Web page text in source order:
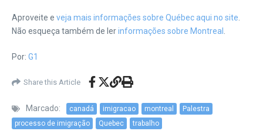
Aproveite e veja mais informações sobre Québec aqui no site
Não esqueça também de lerinformações sobre Montreal
Por: G1
Share this Article
Marcado: canadá imigracao montreal
Palestra
processo de imigração
Quebec trabalho